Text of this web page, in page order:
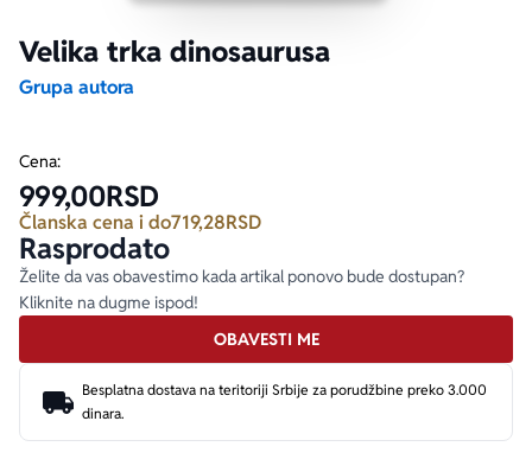
Velika trka dinosaurusa
Grupa autora
Cena:
999,00RSD
Članska cena i do719,28RSD
Rasprodato
Želite da vas obavestimo kada artikal ponovo bude dostupan?
Kliknite na dugme ispod!
OBAVESTI ME
Besplatna dostava na teritoriji Srbije za porudžbine preko 3.000
dinara.
Ekranizovane knjige
E-knjige
Autori
Poezija
Biografija
Bojan Ljubenović
Milica Jakovljević Mir-Jam
Peter Handke
Elif Šafak